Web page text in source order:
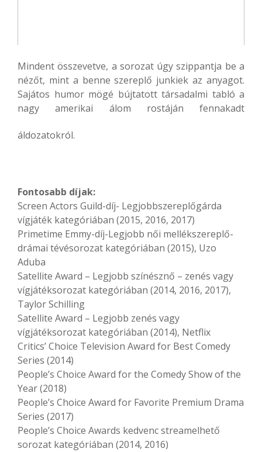
Mindent összevetve, a sorozat úgy szippantja be a
nézőt, mint a benne szereplő junkiek az anyagot.
Sajátos humor mögé bújtatott társadalmi tabló a
nagy amerikai álom rostáján fennakadt
áldozatokról.
Fontosabb díjak:
Screen Actors Guild-díj- Legjobbszereplőgárda
vígjáték kategóriában (2015, 2016, 2017)
Primetime Emmy-díj-Legjobb női mellékszereplő-
drámai tévésorozat kategóriában (2015), Uzo
Aduba
Satellite Award – Legjobb színésznő – zenés vagy
vígjátéksorozat kategóriában (2014, 2016, 2017),
Taylor Schilling
Satellite Award – Legjobb zenés vagy
vígjátéksorozat kategóriában (2014), Netflix
Critics’ Choice Television Award for Best Comedy
Series (2014)
People’s Choice Award for the Comedy Show of the
Year (2018)
People’s Choice Award for Favorite Premium Drama
Series (2017)
People’s Choice Awards kedvenc streamelhető
sorozat kategóriában (2014, 2016)